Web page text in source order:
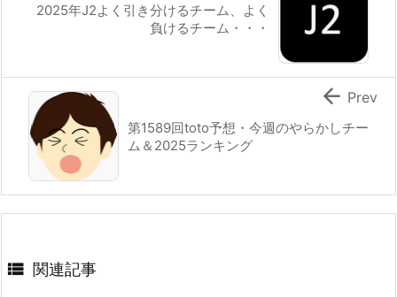
2025年J2よく引き分けるチーム、よく
負けるチーム・・・
第1589回toto予想・今週のやらかしチー
ム＆2025ランキング
 Prev
 関連記事